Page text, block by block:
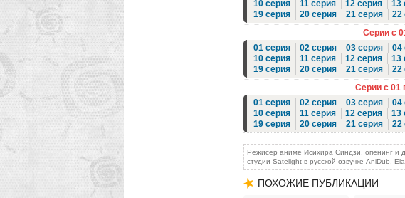
10 серия
11 серия 12 серия 13
19 серия
20 серия 21 серия 22
Серии с
01 серия
02 серия 03 серия 04
10 серия
11 серия 12 серия 13
19 серия
20 серия 21 серия 22
Серии с 01
01 серия
02 серия 03 серия 04
10 серия
11 серия 12 серия 13
19 серия
20 серия 21 серия 22
Режисер аниме Исихира Синдзи, опенинг и
студии Satelight в русской озвучке AniDub,
ПОХОЖИЕ ПУБЛИКАЦИИ